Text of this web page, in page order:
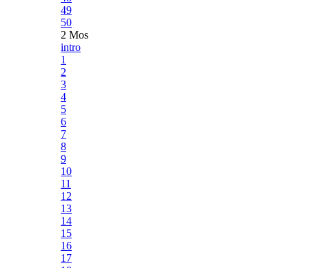
49
50
2 Mos
intro
1
2
3
4
5
6
7
8
9
10
11
12
13
14
15
16
17